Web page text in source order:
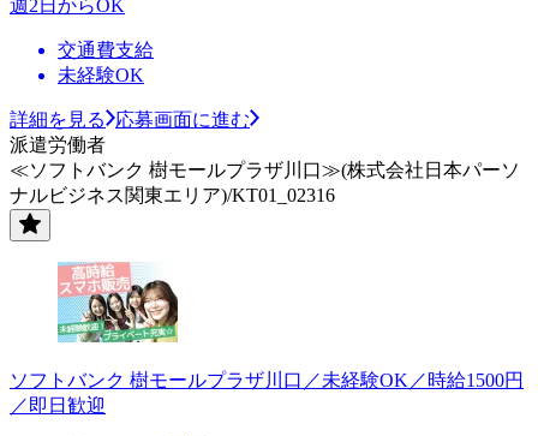
週2日からOK
交通費支給
未経験OK
詳細を見る
応募画面に進む
派遣労働者
≪ソフトバンク 樹モールプラザ川口≫(株式会社日本パーソ
ナルビジネス関東エリア)/KT01_02316
ソフトバンク 樹モールプラザ川口／未経験OK／時給1500円
／即日歓迎